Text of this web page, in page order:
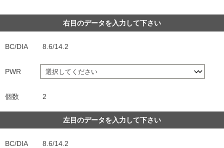
右目のデータを入力して下さい
BC/DIA 8.6/14.2
PWR
個数 2
左目のデータを入力して下さい
BC/DIA 8.6/14.2